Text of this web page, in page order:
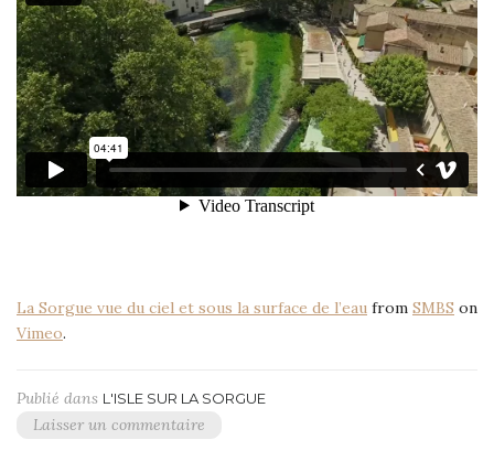
La Sorgue vue du ciel et sous la surface de l’eau from SMBS on
Vimeo.
Publié dans L'ISLE SUR LA SORGUE
Laisser un commentaire